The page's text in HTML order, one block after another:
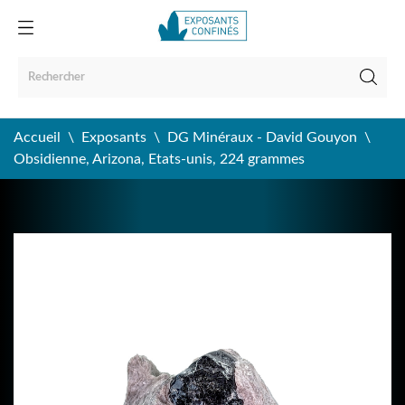
Accueil Exposants
DG Minéraux - David Gouyon
Obsidienne, Arizona, Etats-unis, 224 grammes